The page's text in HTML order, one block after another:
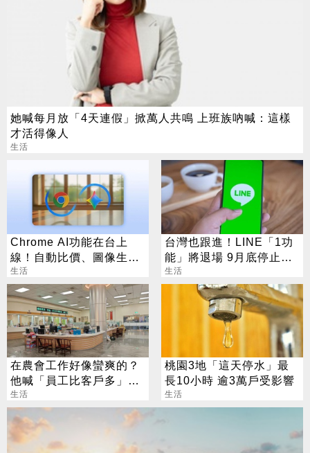
她喊每月放「4天連假」掀萬人共鳴 上班族吶喊：這樣
才活得像人
生活
Chrome AI功能在台上
線！自動比價、圖像生成
化身最強助理
生活
台灣也跟進！LINE「1功
能」將退場 9月底停止服
務
生活
在農會工作好像蠻爽的？
他喊「員工比客戶多」內
行人曝真相
生活
桃園3地「這天停水」最
長10小時 逾3萬戶受影響
生活